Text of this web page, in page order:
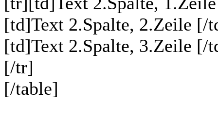
[td]Text 2.Spalte, 2.Zeile [/
[td]Text 2.Spalte, 3.Zeile [/
[/tr]
[/table]